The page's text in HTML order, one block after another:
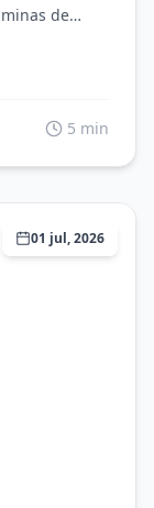
de
5 min
01 jul, 2026